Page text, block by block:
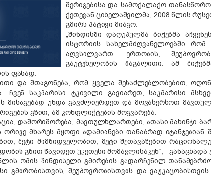
შერიგებისა და სამოქალაქო
ქეთევან ციხელაშვილმა, 2008 წლის
გმირს პატივი მიაგო.
„შინდისში დაღუპულმა ბიჭებმა
ისტორიის სახელმძღვანელოებში რომ
აღვსილვართ. ერთობის,
გაუტეხელობის მაგალითი. ამ
ფასად.
და შთაგონება, რომ ყველა შესაძლებლობებით,
ჩვენ საკმარისი ტკივილი გავიარეთ, საკმარისი
მისაგებად უნდა გავძლიერდეთ და მოვახერხოთ
გზით, ამ კონფლიქტების მოგვარება.
დაშორიშორება, მავთულხლართები, ათასი მახინჯი
მხარეს მყოფი ადამიანები თანაბრად იტანჯებიან
მეტი მიმზიდველობით, მეტი შეთავაზებით
გზით წავიდეთ უკეთესი მომავლისაკენ“, - განაცხადა
ომის შინდისელი გმირების გადარჩენილ
გმირობისთვის, შეუპოვრობისთვის და